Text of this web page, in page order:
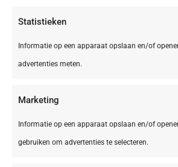
Statistieken
Informatie op een apparaat opslaan en/of
advertenties meten.
Marketing
Informatie op een apparaat opslaan en/of
gebruiken om advertenties te selecteren.